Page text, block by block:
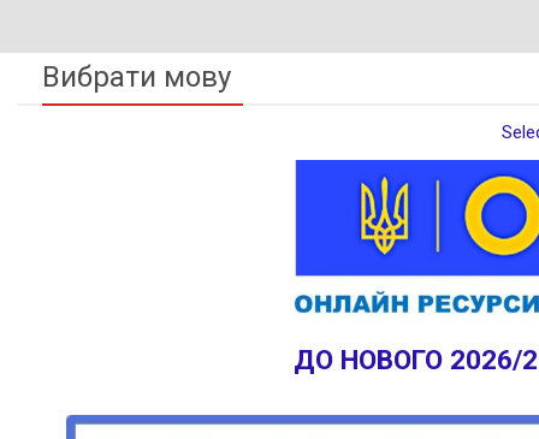
Вибрати мову
ДО НОВОГО 2026/